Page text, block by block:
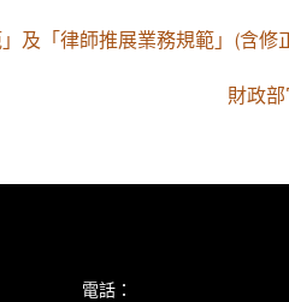
及「律師推展業務規範」(含修
財政
電話：